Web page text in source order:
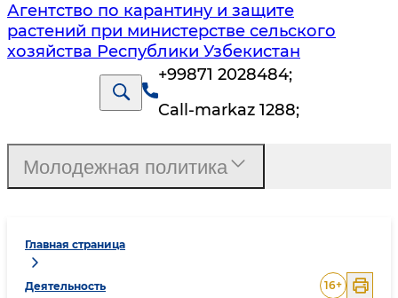
Агентство по карантину и защите
растений при министерстве сельского
хозяйства Республики Узбекистан
+99871 2028484;
Call-markaz 1288;
Главная страница
Деятельность 16+
Молодежная политика